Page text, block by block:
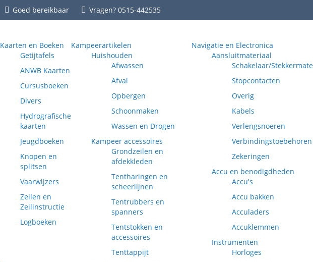
Goed bereikbaar Vragen? 0515-442535
Kaarten en Boeken
Getijtafels
ANWB Kaarten
Cursusboeken
Divers
Hydrografische
kaarten
Jeugdboeken
Knopen en
splitsen
Vaarwijzers
Zeilen en
Zeilinstructie
Logboeken
Kampeerartikelen
Huishouden
Afwassen
Afval
Opbergen
Schoonmaken
Wassen en Drogen
Kampeer accessoires
Grondzeilen en
afdekkleden
Tentharingen en
scheerlijnen
Tentrubbers en
spanners
Tentstokken en
accessoires
Tenttappijt
Navigatie en Electronica
Aansluitmateriaal
Schakelaar/
Stopcontacten
Overig
Kabels
Verlengsnoeren
Verbindingstoebehoren
Zekeringen
Accu en benodigdheden
Accu's
Accu bakken
Acculaders
Accuklemmen
Instrumenten
Horloges